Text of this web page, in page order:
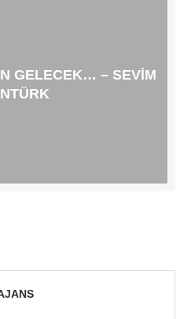
GELECEK… – SEVIM